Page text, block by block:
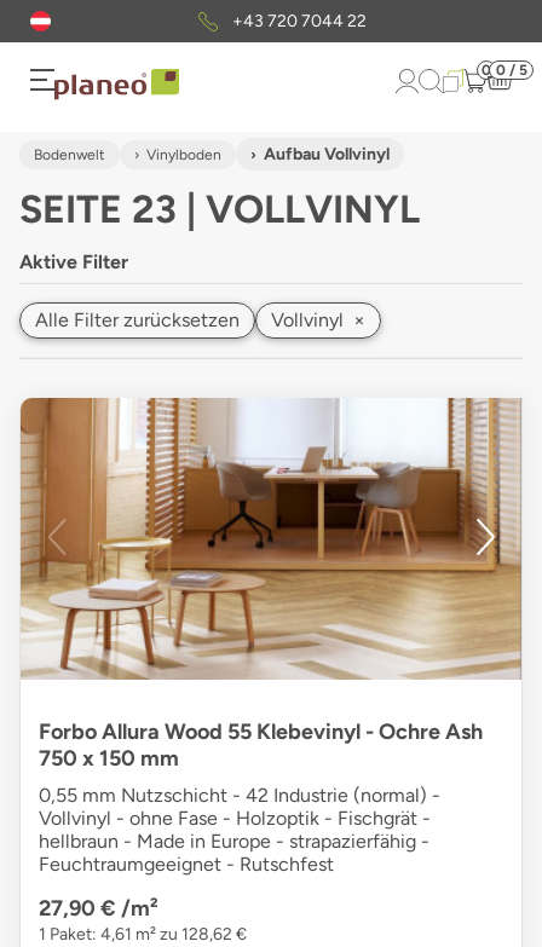
KostenloserMusterversand
0 0 / 5
Bodenwelt Vinylboden Aufbau Vollvinyl
SEITE 23 | VOLLVINYL
Aktive Filter
Alle Filter zurücksetzen Vollvinyl ×
Forbo Allura Wood 55 Klebevinyl - Ochre Ash
750 x 150 mm
0,55 mm Nutzschicht - 42 Industrie (normal) -
Vollvinyl - ohne Fase - Holzoptik - Fischgrät -
hellbraun - Made in Europe - strapazierfähig -
Feuchtraumgeeignet - Rutschfest
27,90 € /m²
1 Paket: 4,61 m² zu 128,62 €